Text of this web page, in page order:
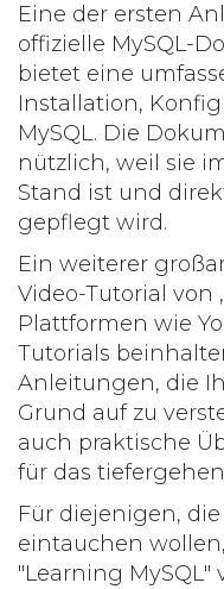
Eine der ersten
offizielle MySQL-
bietet eine
Installation,
MySQL. Die
nützlich, weil sie
Stand ist und
gepflegt wird.
Ein weiterer
Video-Tutorial von
Plattformen wie
Tutorials
Anleitungen, die
Grund auf zu
auch praktische
für das
Für diejenigen,
eintauchen
"Learning MySQL"